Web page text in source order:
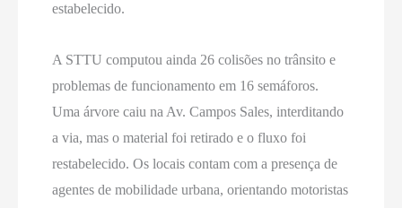
estabelecido.
A STTU computou ainda 26 colisões no trânsito e
problemas de funcionamento em 16 semáforos.
Uma árvore caiu na Av. Campos Sales, interditando
a via, mas o material foi retirado e o fluxo foi
restabelecido. Os locais contam com a presença de
agentes de mobilidade urbana, orientando motoristas